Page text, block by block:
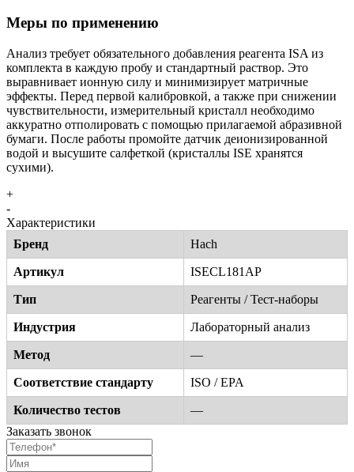
Меры по применению
Анализ требует обязательного добавления реагента ISA из
комплекта в каждую пробу и стандартный раствор. Это
выравнивает ионную силу и минимизирует матричные
эффекты. Перед первой калибровкой, а также при снижении
чувствительности, измерительный кристалл необходимо
аккуратно отполировать с помощью прилагаемой абразивной
бумаги. После работы промойте датчик деионизированной
водой и высушите салфеткой (кристаллы ISE хранятся
сухими).
+
-
Характеристики
Бренд
Hach
Артикул ISECL181AP
Тип Реагенты / Тест-наборы
Индустрия Лабораторный анализ
Метод —
Соответствие стандарту ISO / EPA
Количество тестов
—
Заказать звонок